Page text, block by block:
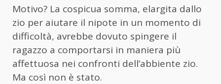
Motivo? La cospicua somma, elargita dallo
zio per aiutare il nipote in un momento di
difficoltà, avrebbe dovuto spingere il
ragazzo a comportarsi in maniera più
affettuosa nei confronti dell’abbiente zio.
Ma così non è stato.